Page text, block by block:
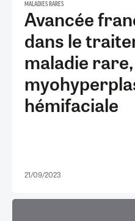
MALADIES RARES
Avancée
dans le
maladie
hémifaciale
21/09/2023